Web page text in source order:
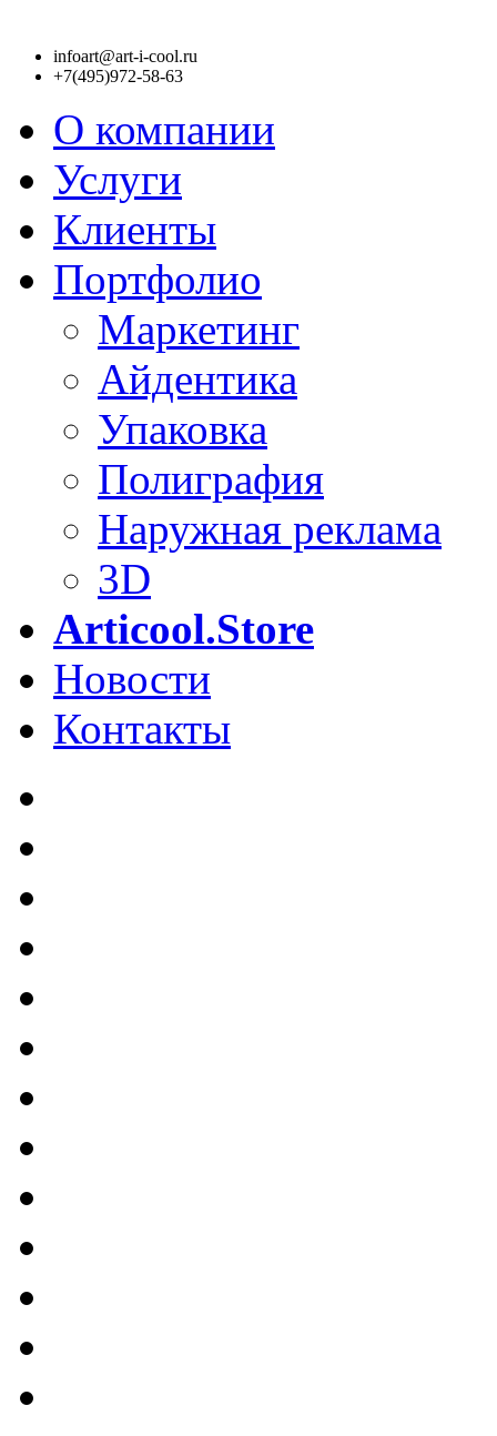
infoart@art-i-cool.ru
+7(495)972-58-63
О компании
Услуги
Клиенты
Портфолио
Маркетинг
Айдентика
Упаковка
Полиграфия
Наружная реклама
3D
Articool.Store
Новости
Контакты